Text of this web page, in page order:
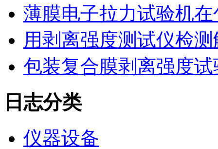
薄膜电子拉力试验机
用剥离强度测试仪检
包装复合膜剥离强度
日志分类
仪器设备